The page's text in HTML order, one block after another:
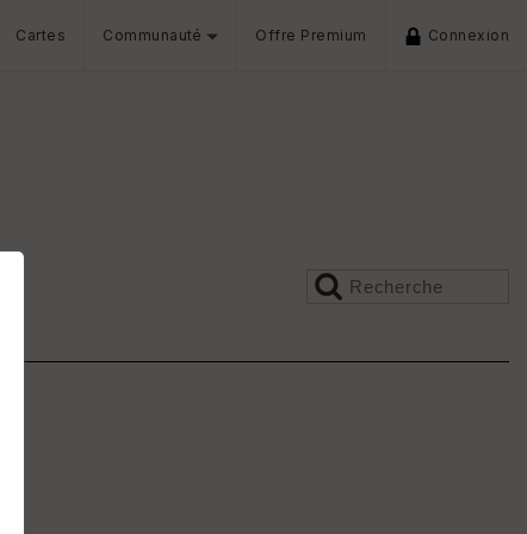
Cartes Communauté Offre Premium Connexion